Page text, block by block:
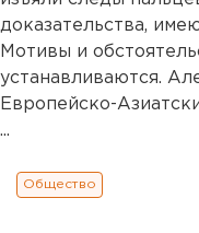
доказательства,
Мотивы и
устанавливаются.
Европейско-
...
Общество